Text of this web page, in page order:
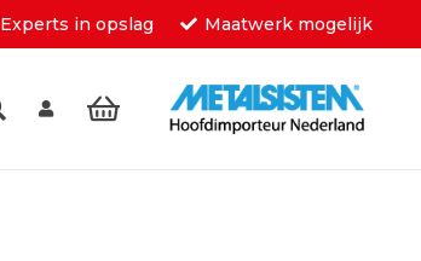
Experts in opslag Maatwerk mogelijk